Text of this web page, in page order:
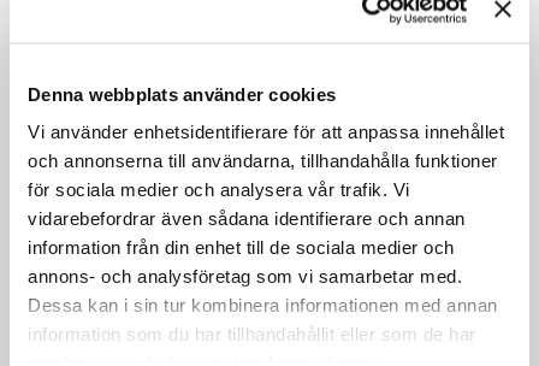
Denna webbplats använder cookies
Vi använder enhetsidentifierare för att anpassa innehållet
och annonserna till användarna, tillhandahålla funktioner
för sociala medier och analysera vår trafik. Vi
vidarebefordrar även sådana identifierare och annan
information från din enhet till de sociala medier och
annons- och analysföretag som vi samarbetar med.
Dessa kan i sin tur kombinera informationen med annan
information som du har tillhandahållit eller som de har
hur och varför?